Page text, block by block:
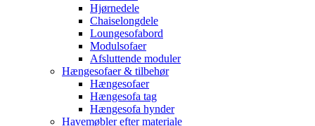
Hjørnedele
Chaiselongdele
Loungesofabord
Modulsofaer
Afsluttende moduler
Hængesofaer & tilbehør
Hængesofaer
Hængesofa tag
Hængesofa hynder
Havemøbler efter materiale